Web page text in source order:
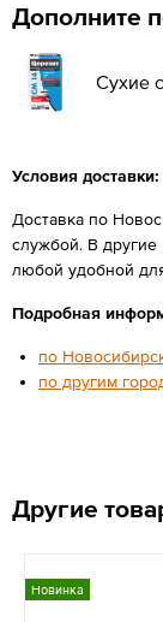
Дополните
Сухие
Условия доставки:
Доставка по
службой. В другие
любой удобной
Подробная
по
по другим
Другие
Новинка